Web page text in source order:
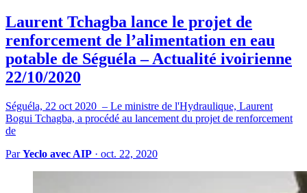
Laurent Tchagba lance le projet de
renforcement de l’alimentation en eau
potable de Séguéla – Actualité ivoirienne
22/10/2020
Séguéla, 22 oct 2020 – Le ministre de l'Hydraulique, Laurent
Bogui Tchagba, a procédé au lancement du projet de renforcement
de
ParYeclo avec AIP · oct. 22, 2020